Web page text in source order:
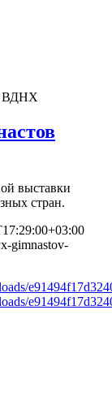
ВДНХ
выставки
стран.
gimnastov-